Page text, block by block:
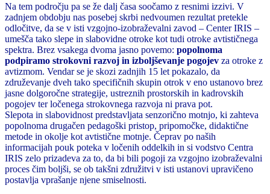
Na tem področju pa se že dalj časa soočamo z resnimi izzivi. V
zadnjem obdobju nas posebej skrbi nedvoumen rezultat pretekle
odločitve, da se v isti vzgojno-izobraževalni zavod – Center IRIS –
umešča tako slepe in slabovidne otroke kot tudi otroke avtističnega
spektra. Brez vsakega dvoma jasno povemo: popolnoma
podpiramo strokovni razvoj in izboljševanje pogojev za otroke z
avtizmom. Vendar se je skozi zadnjih 15 let pokazalo, da
združevanje dveh tako specifičnih skupin otrok v eno ustanovo brez
jasne dolgoročne strategije, ustreznih prostorskih in kadrovskih
pogojev ter ločenega strokovnega razvoja ni prava pot.
Slepota in slabovidnost predstavljata senzorično motnjo, ki zahteva
popolnoma drugačen pedagoški pristop, pripomočke, didaktične
metode in okolje kot avtistične motnje. Čeprav po naših
informacijah pouk poteka v ločenih oddelkih in si vodstvo Centra
IRIS zelo prizadeva za to, da bi bili pogoji za vzgojno izobraževalni
proces čim boljši, se ob takšni združitvi v isti ustanovi upravičeno
postavlja vprašanje njene smiselnosti.